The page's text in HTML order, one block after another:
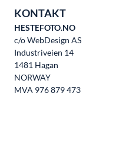
KONTAKT
HESTEFOTO.NO
c/o WebDesign AS
Industriveien 14
1481 Hagan
NORWAY
MVA 976 879 473